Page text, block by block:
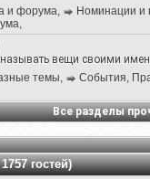
и форума,
Номинации и
,
вещи своими
темы,
События,
Все разделы
гостей)